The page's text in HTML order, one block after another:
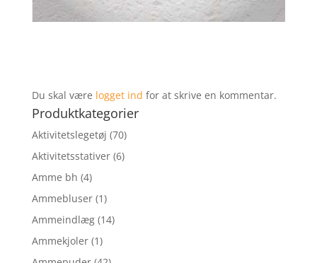
Du skal være logget ind for at skrive en kommentar.
Produktkategorier
Aktivitetslegetøj (70)
Aktivitetsstativer (6)
Amme bh (4)
Ammebluser (1)
Ammeindlæg (14)
Ammekjoler (1)